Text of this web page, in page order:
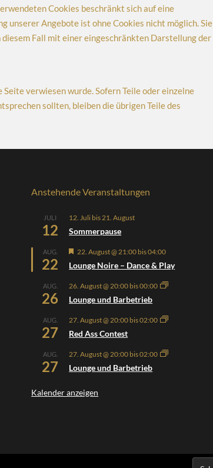
Cookies beschränkt sich auf eine
unserer Angebote ist ohne Cookies nicht möglich. Sie
Fall mit einer eingeschränkten Darstellung der
verwiesen wurde. Sofern Teile oder einzelne
sollten, bleiben die übrigen Teile des
Anstehende Veranstaltungen
JULI
12
12. Juli bis 21. August
Sommerpause
AUG.
22
Hervorgehoben
22. August @ 21:00 bis04:00
Lounge Noire – Dance & Play
AUG.
26
26. August @ 20:00 bis00:00
Lounge und Barbetrieb
AUG.
27
27. August @ 20:00 bis02:00
Red Ass Contest
AUG.
27
27. August @ 20:00 bis02:00
Lounge und Barbetrieb
Kalender anzeigen